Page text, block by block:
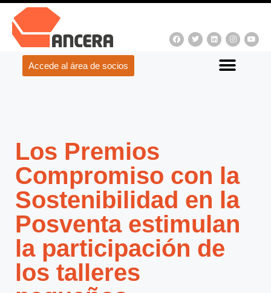
Accede al área de socios
Los Premios
Compromiso con la
Sostenibilidad en la
Posventa estimulan
la participación de
los talleres